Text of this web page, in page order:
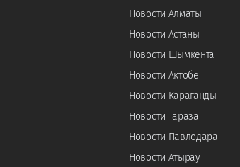
Новости Алматы
Новости Астаны
Новости Шымкента
Новости Актобе
Новости Караганды
Новости Тараза
Новости Павлодара
Новости Атырау